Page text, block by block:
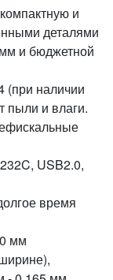
и
деталями
и бюджетной
(при наличии
пыли и влаги.
USB2.0,
время
мм